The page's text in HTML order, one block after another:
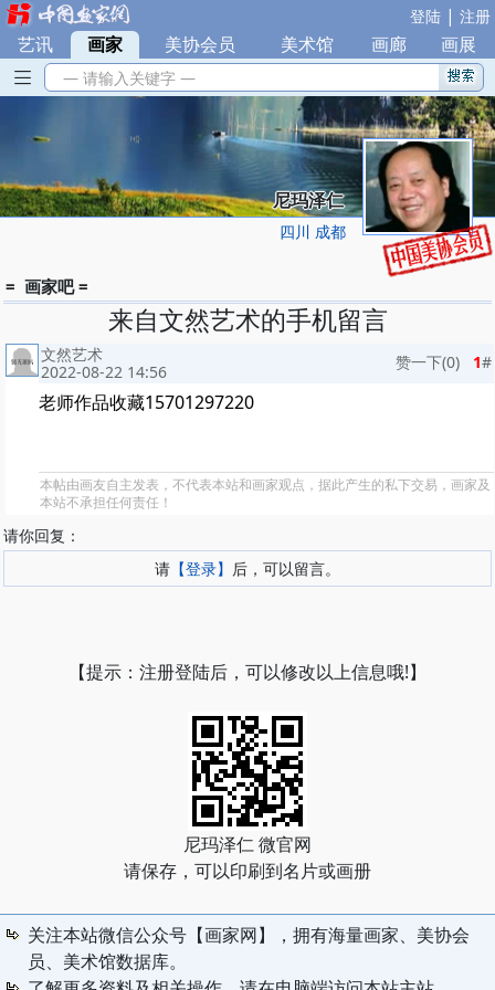
登陆 | 注册
艺讯 | 画家 美协会员 美术馆 画廊 画展
— 请输入关键字 —
尼玛泽仁
四川 成都
= 画家吧 =
来自文然艺术的手机留言
赞一下(0) 1#
文然艺术
2022-08-22 14:56
老师作品收藏15701297220
本帖由画友自主发表，不代表本站和画家观点，据此产生的私下交易，画家及
本站不承担任何责任！
请你回复：
请 【登录】 后，可以留言。
【提示：注册登陆后，可以修改以上信息哦!】
尼玛泽仁 微官网
请保存，可以印刷到名片或画册
关注本站微信公众号【画家网】，拥有海量画家、美协会
员、美术馆数据库。